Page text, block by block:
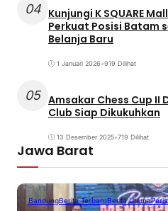
04 Kunjungi K SQUARE
Perkuat Posisi Batam
Belanja Baru
1 Januari 2026•919 Dilihat
05 Amsakar Chess Cup II
Club Siap Dikukuhkan
13 Desember 2025•719 Dilihat
Jawa Barat
BandungBerita TerbaruBerita Utama